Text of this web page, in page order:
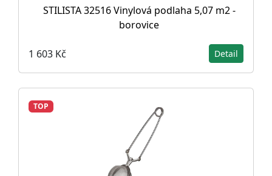
STILISTA 32516 Vinylová podlaha 5,07 m2 -
borovice
1 603 Kč Detail
TOP